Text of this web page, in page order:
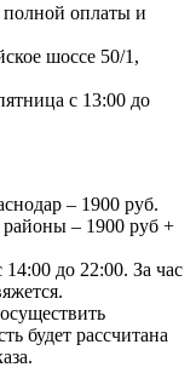
полной оплаты и
шоссе 50/1,
с 13:00 до
– 1900 руб.
– 1900 руб +
до 22:00. За час
будет рассчитана